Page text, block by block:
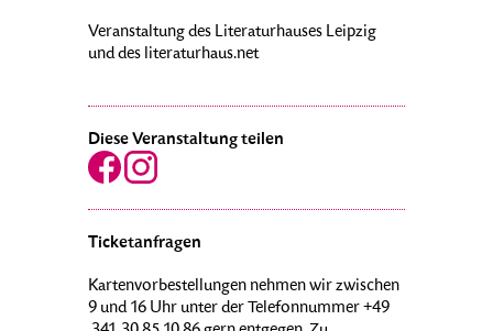
Veranstaltung des Literaturhauses Leipzig
und des literaturhaus.net
Diese Veranstaltung teilen
Ticketanfragen
Kartenvorbestellungen nehmen wir zwischen
9 und 16 Uhr unter der Telefonnummer +49